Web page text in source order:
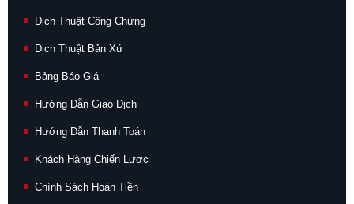
Dịch Thuật Công Chứng
Dịch Thuật Bản Xứ
Bảng Báo Giá
Hướng Dẫn Giao Dịch
Hướng Dẫn Thanh Toán
Khách Hàng Chiến Lược
Chính Sách Hoàn Tiền